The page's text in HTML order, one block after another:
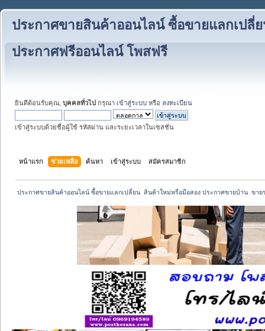
ประกาศขายสินค้าออนไลน์ ซื้อขายแลกเปลี่
ประกาศฟรีออนไลน์ โพสฟรี
ยินดีต้อนรับคุณ, บุคคลทั่วไป กรุณา เข้าสู่ระบบ หรือ ลงทะเบียน
เข้าสู่ระบบด้วยชื่อผู้ใช้ รหัสผ่าน และระยะเวลาในเซสชั่น
หน้าแรก ช่วยเหลือ ค้นหา เข้าสู่ระบบ สมัครสมาชิก
ประกาศขายสินค้าออนไลน์ ซื้อขายแลกเปลี่ยน  สินค้าใหม่หรือมือสอง ประกาศขายบ้าน  ขา